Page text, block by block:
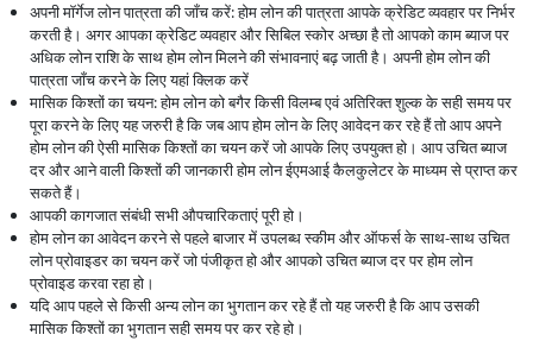
अपनी मॉर्गेज लोन पात्रता की जाँच करें: होम लोन की पात्रता आपके क्रेडिट व्यवहार पर निर्भर
करती है। अगर आपका क्रेडिट व्यवहार और सिबिल स्कोर अच्छा है तो आपको काम ब्याज पर
अधिक लोन राशि के साथ होम लोन मिलने की संभावनाएं बढ़ जाती है। अपनी होम लोन की
पात्रता जाँच करने के लिए यहां क्लिक करें
मासिक किश्तों का चयन: होम लोन को बगैर किसी विलम्ब एवं अतिरिक्त शुल्क के सही समय पर
पूरा करने के लिए यह जरुरी है कि जब आप होम लोन के लिए आवेदन कर रहे हैं तो आप अपने
होम लोन की ऐसी मासिक किश्तों का चयन करें जो आपके लिए उपयुक्त हो। आप उचित ब्याज
दर और आने वाली किश्तों की जानकारी होम लोन ईएमआई कैलकुलेटर के माध्यम से प्राप्त कर
सकते हैं।
आपकी कागजात संबंधी सभी औपचारिकताएं पूरी हो।
होम लोन का आवेदन करने से पहले बाजार में उपलब्ध स्कीम और ऑफर्स के साथ-साथ उचित
लोन प्रोवाइडर का चयन करें जो पंजीकृत हो और आपको उचित ब्याज दर पर होम लोन
प्रोवाइड करवा रहा हो।
यदि आप पहले से किसी अन्य लोन का भुगतान कर रहे हैं तो यह जरुरी है कि आप उसकी
मासिक किश्तों का भुगतान सही समय पर कर रहे हो।